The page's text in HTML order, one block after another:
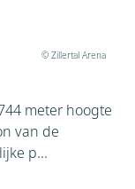
© Zillertal Arena
meter hoogte
van de
p...